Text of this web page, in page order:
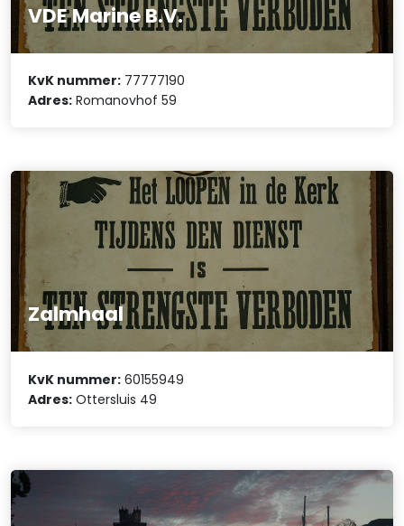
VDE Marine B.V.
KvK nummer: 77777190
Adres: Romanovhof 59
Zalmhaal
KvK nummer: 60155949
Adres: Ottersluis 49